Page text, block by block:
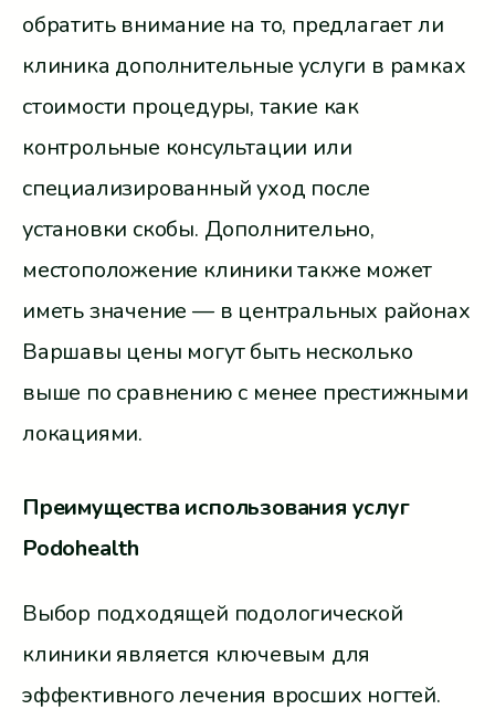
обратить внимание на то, предлагает ли
клиника дополнительные услуги в рамках
стоимости процедуры, такие как
контрольные консультации или
специализированный уход после
установки скобы. Дополнительно,
местоположение клиники также может
иметь значение — в центральных районах
Варшавы цены могут быть несколько
выше по сравнению с менее престижными
локациями.
Преимущества использования услуг
Podohealth
Выбор подходящей подологической
клиники является ключевым для
эффективного лечения вросших ногтей.